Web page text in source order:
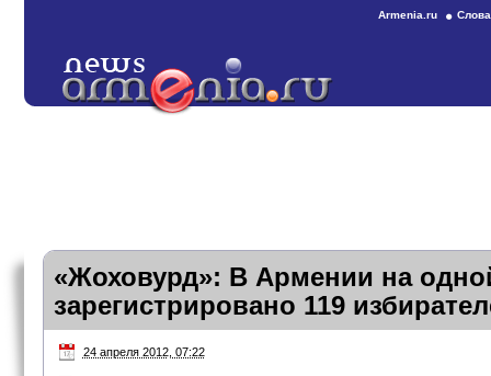
Armenia.ru
«Жоховурд»: В Армении на
зарегистрировано 119
24 апреля 2012, 07:22